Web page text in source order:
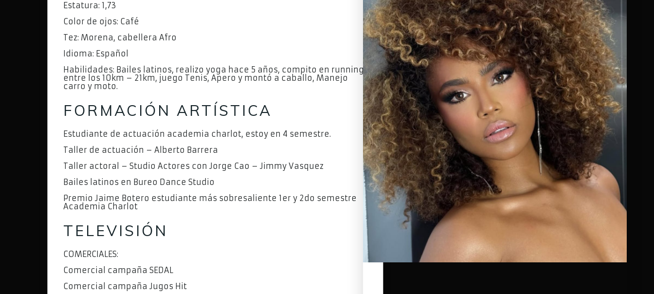
Estatura: 1,73
Color de ojos: Café
Tez: Morena, cabellera Afro
Idioma: Español
Habilidades: Bailes latinos, realizo yoga hace 5 años, compito en running
entre los 10km – 21km, juego Tenis, Apero y montó a caballo, Manejo
carro y moto.
FORMACIÓN ARTÍSTICA
Estudiante de actuación academia charlot, estoy en 4 semestre.
Taller de actuación – Alberto Barrera
Taller actoral – Studio Actores con Jorge Cao – Jimmy Vasquez
Bailes latinos en Bureo Dance Studio
Premio Jaime Botero estudiante más sobresaliente 1er y 2do semestre
Academia Charlot
TELEVISIÓN
COMERCIALES:
Comercial campaña SEDAL
Comercial campaña Jugos Hit